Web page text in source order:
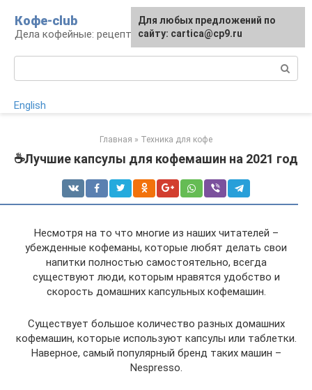
контенту
Кофе-club
Дела кофейные: рецепты и приготовление
English
Главная » Техника для кофе
☕Лучшие капсулы для кофемашин на 2021 год
Несмотря на то что многие из наших читателей –
убежденные кофеманы, которые любят делать свои
напитки полностью самостоятельно, всегда
существуют люди, которым нравятся удобство и
скорость домашних капсульных кофемашин.
Существует большое количество разных домашних
кофемашин, которые используют капсулы или таблетки.
Наверное, самый популярный бренд таких машин –
Nespresso.
Для любых предложений по
сайту: cartica@cp9.ru